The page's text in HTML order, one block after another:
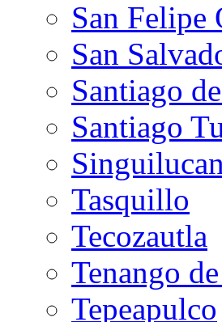
San Felipe
San
Santiago
Santiago
Singuilucan
Tasquillo
Tecozautla
Tenango
Tepeapulco